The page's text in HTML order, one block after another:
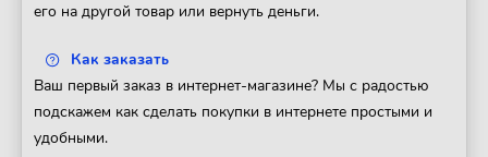
его на другой товар или вернуть деньги.
Как заказать
Ваш первый заказ в интернет-магазине? Мы с радостью
подскажем как сделать покупки в интернете простыми и
удобными.